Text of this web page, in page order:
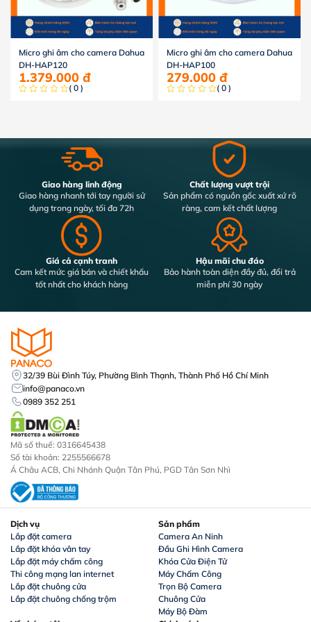
Micro ghi âm cho camera Dahua
DH-HAP120
1.379.000 đ
( 0 )
Micro ghi âm cho camera Dahua
DH-HAP100
279.000 đ
( 0 )
Giao hàng linh động
Giao hàng nhanh tới tay người sử
dụng trong ngày, tối đa 72h
Chất lượng vượt trội
Sản phẩm có nguồn gốc xuất xứ rõ
ràng, cam kết chất lượng
Giá cả cạnh tranh
Cam kết mức giá bán và chiết khấu
tốt nhất cho khách hàng
Hậu mãi chu đáo
Bảo hành toàn diện đầy đủ, đổi trả
miễn phí 30 ngày
Dịch vụ
Lắp đặt camera
Lắp đặt khóa vân tay
Lắp đặt máy chấm công
Thi công mạng lan internet
Lắp đặt chuông cửa
Lắp đặt chuông chống trộm
Sản phẩm
Camera An Ninh
Đầu Ghi Hình Camera
Khóa Cửa Điện Tử
Máy Chấm Công
Trọn Bộ Camera
Chuông Cửa
Máy Bộ Đàm
32/39 Bùi Đình Túy, Phường Bình Thạnh, Thành Phố Hồ Chí Minh
info@panaco.vn
0989 352 251
Mã số thuế: 0316645438
Số tài khoản: 2255566678
Á Châu ACB, Chi Nhánh Quận Tân Phú, PGD Tân Sơn Nhì